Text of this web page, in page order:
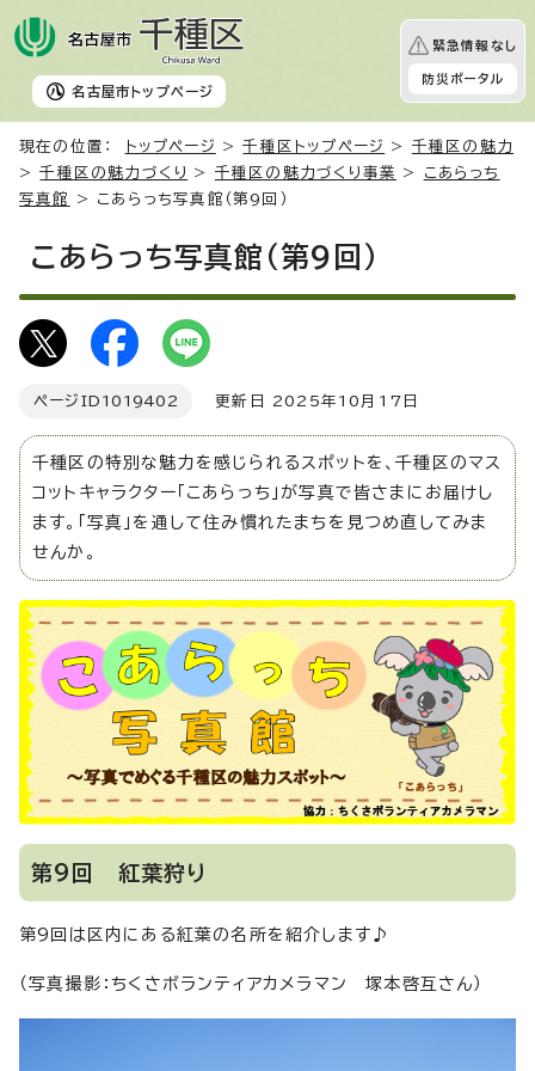
名古屋市 トップページ
緊急情報なし
防災ポータル
現在の位置： トップページ >千種区トップページ > 千種区の魅力
>千種区の魅力づくり > 千種区の魅力づくり事業 >
こあらっち
写真館
> こあらっち写真館（第9回）
こあらっち写真館（第9回）
ページID 1019402 更新日 2025年10月17日
千種区の特別な魅力を感じられるスポットを、千種区のマス
コットキャラクター「こあらっち」が写真で皆さまにお届けし
ます。「写真」を通して住み慣れたまちを見つめ直してみま
せんか。
第9回 紅葉狩り
第9回は区内にある紅葉の名所を紹介します♪
（写真撮影：ちくさボランティアカメラマン 塚本啓互さん）